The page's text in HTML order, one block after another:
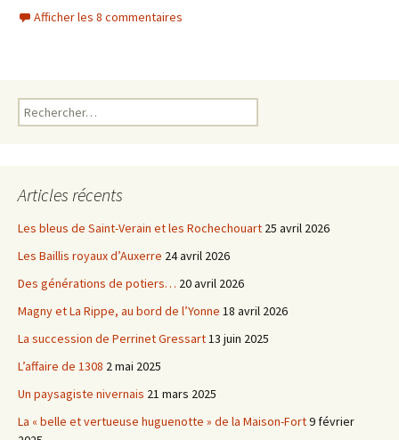
c
e
i
t
Afficher les 8 commentaires
Rechercher :
Articles récents
Les bleus de Saint-Verain et les Rochechouart 25 avril 2026
Les Baillis royaux d’Auxerre 24 avril 2026
Des générations de potiers… 20 avril 2026
Magny et La Rippe, au bord de l’Yonne 18 avril 2026
La succession de Perrinet Gressart13 juin 2025
L’affaire de 1308 2 mai 2025
Un paysagiste nivernais 21 mars 2025
La « belle et vertueuse huguenotte » de la Maison-Fort9 février